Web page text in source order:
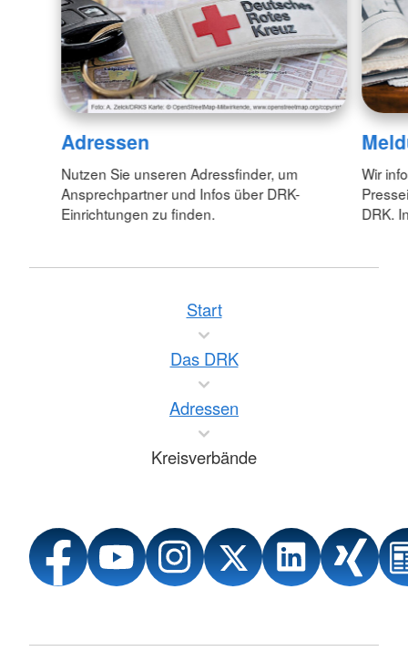
Adressen
Nutzen Sie unseren Adressfinder, um
Ansprechpartner und Infos über DRK-
Einrichtungen zu finden.
Wir
DRK.
Start
Das DRK
Adressen
Kreisverbände